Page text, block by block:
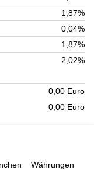
1,87%
0,04%
1,87%
2,02%
0,00 Euro
0,00 Euro
Währungen